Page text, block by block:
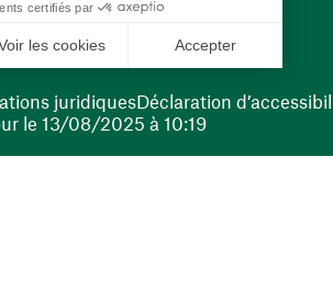
une nouvelle fenêtre)
le 13/08/2025 à 10:19
juridiquesDéclaration